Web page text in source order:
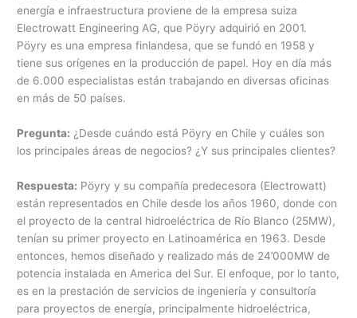
energía e infraestructura proviene de la empresa suiza
Electrowatt Engineering AG, que Pöyry adquirió en 2001.
Pöyry es una empresa finlandesa, que se fundó en 1958 y
tiene sus orígenes en la producción de papel. Hoy en día más
de 6.000 especialistas están trabajando en diversas oficinas
en más de 50 países.
Pregunta: ¿Desde cuándo está Pöyry en Chile y cuáles son
los principales áreas de negocios? ¿Y sus principales clientes?
Respuesta: Pöyry y su compañía predecesora (Electrowatt)
están representados en Chile desde los años 1960, donde con
el proyecto de la central hidroeléctrica de Río Blanco (25MW),
tenían su primer proyecto en Latinoamérica en 1963. Desde
entonces, hemos diseñado y realizado más de 24’000MW de
potencia instalada en America del Sur. El enfoque, por lo tanto,
es en la prestación de servicios de ingeniería y consultoría
para proyectos de energía, principalmente hidroeléctrica,